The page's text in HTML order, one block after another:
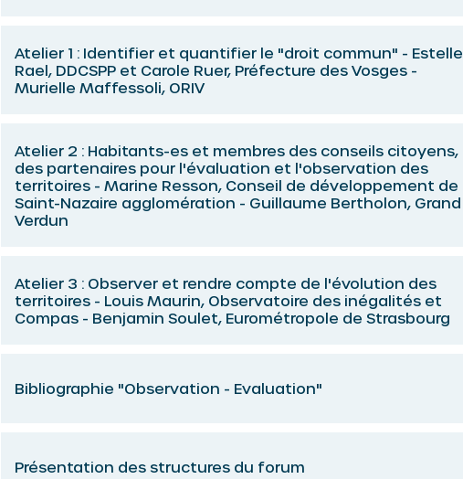
Atelier 1 : Identifier et quantifier le "droit commun" - Estelle
Rael, DDCSPP et Carole Ruer, Préfecture des Vosges -
Murielle Maffessoli, ORIV
Atelier 2 : Habitants-es et membres des conseils citoyens,
des partenaires pour l'évaluation et l'observation des
territoires - Marine Resson, Conseil de développement de
Saint-Nazaire agglomération - Guillaume Bertholon, Grand
Verdun
Atelier 3 : Observer et rendre compte de l'évolution des
territoires - Louis Maurin, Observatoire des inégalités et
Compas - Benjamin Soulet, Eurométropole de Strasbourg
Bibliographie "Observation - Evaluation"
Présentation des structures du forum